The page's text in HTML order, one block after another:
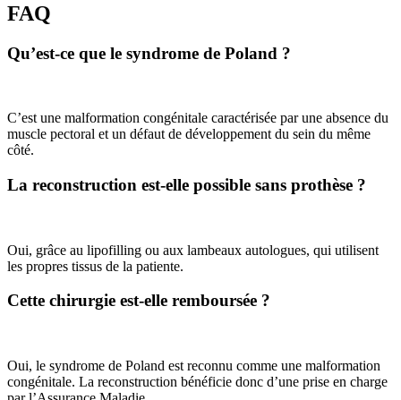
FAQ
Qu’est-ce que le syndrome de Poland ?
C’est une malformation congénitale caractérisée par une absence du
muscle pectoral et un défaut de développement du sein du même
côté.
La reconstruction est-elle possible sans prothèse ?
Oui, grâce au lipofilling ou aux lambeaux autologues, qui utilisent
les propres tissus de la patiente.
Cette chirurgie est-elle remboursée ?
Oui, le syndrome de Poland est reconnu comme une malformation
congénitale. La reconstruction bénéficie donc d’une prise en charge